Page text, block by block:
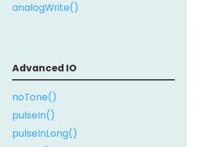
analogWrite()
Advanced IO
noTone()
pulseIn()
pulseInLong()